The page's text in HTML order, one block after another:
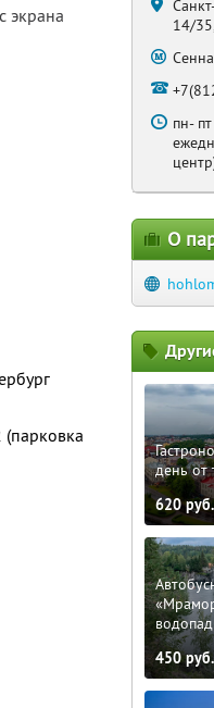
экрана
(парковка
14/
пн-
О
день от
620руб.
450руб.